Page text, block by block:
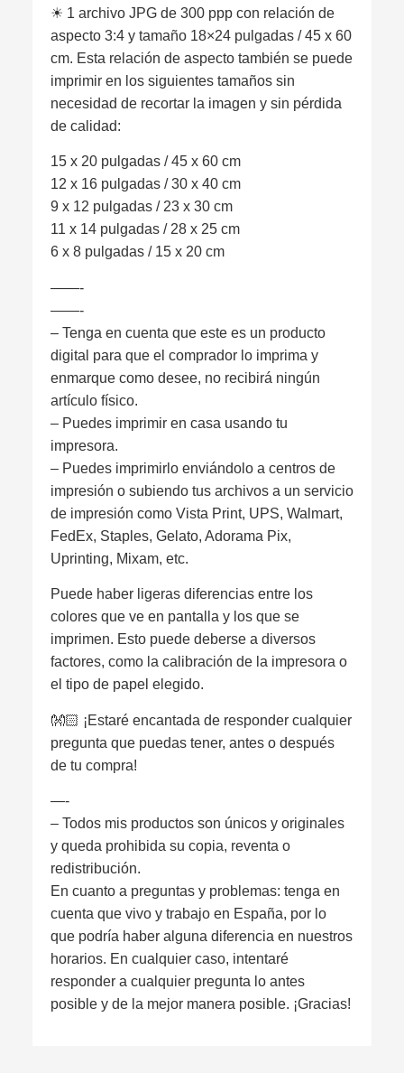
☀︎ 1 archivo JPG de 300 ppp con relación de
aspecto 3:4 y tamaño 18×24 pulgadas / 45 x 60
cm. Esta relación de aspecto también se puede
imprimir en los siguientes tamaños sin
necesidad de recortar la imagen y sin pérdida
de calidad:
15 x 20 pulgadas / 45 x 60 cm
12 x 16 pulgadas / 30 x 40 cm
9 x 12 pulgadas / 23 x 30 cm
11 x 14 pulgadas / 28 x 25 cm
6 x 8 pulgadas / 15 x 20 cm
——-
——-
– Tenga en cuenta que este es un producto
digital para que el comprador lo imprima y
enmarque como desee, no recibirá ningún
artículo físico.
– Puedes imprimir en casa usando tu
impresora.
– Puedes imprimirlo enviándolo a centros de
impresión o subiendo tus archivos a un servicio
de impresión como Vista Print, UPS, Walmart,
FedEx, Staples, Gelato, Adorama Pix,
Uprinting, Mixam, etc.
Puede haber ligeras diferencias entre los
colores que ve en pantalla y los que se
imprimen. Esto puede deberse a diversos
factores, como la calibración de la impresora o
el tipo de papel elegido.
👐🏻 ¡Estaré encantada de responder cualquier
pregunta que puedas tener, antes o después
de tu compra!
—-
– Todos mis productos son únicos y originales
y queda prohibida su copia, reventa o
redistribución.
En cuanto a preguntas y problemas: tenga en
cuenta que vivo y trabajo en España, por lo
que podría haber alguna diferencia en nuestros
horarios. En cualquier caso, intentaré
responder a cualquier pregunta lo antes
posible y de la mejor manera posible. ¡Gracias!